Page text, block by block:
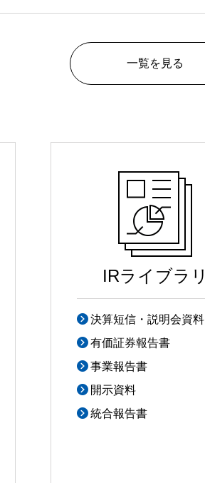
一覧を見る
IRライブラリ
決算短信・説明会資料
有価証券報告書
事業報告書
開示資料
統合報告書